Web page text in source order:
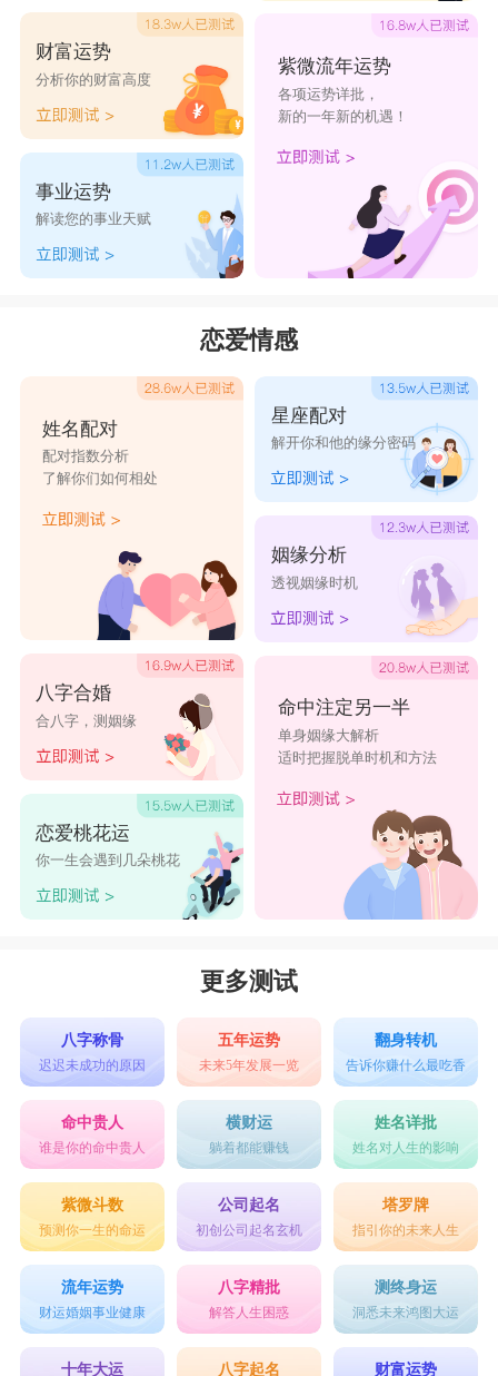
自己理智的一面，但情感正像他在日宫听静水一样
深沉，而从深沉到热烈的迸发只有一步之遥。
如果你们的诞生星图标志着太阳和月亮之间和
谐的光明方位，你们就能共享相同的乐趣，他们双
方两极分化的个性也能产生强烈的共震。如若不
然，金牛女当初的担忧就可能出现。天蝎座男士会
她们找到嫉妒的借口，同时很愿意生活在她们的占
星座乐原创文章，转载需注明出处
财富运势
分析你的财富高度
事业运势
解读您的事业天赋
紫微流年运势
各项运势详批，
新的一年新的机遇！
恋爱情感
姓名配对
配对指数分析
了解你们如何相处
八字合婚
合八字，测姻缘
恋爱桃花运
你一生会遇到几朵桃花
星座配对
解开你和他的缘分密码
姻缘分析
透视姻缘时机
命中注定另一半
单身姻缘大解析
适时把握脱单时机和方法
更多测试
八字称骨
迟迟未成功的原因
五年运势
未来5年发展一览
翻身转机
告诉你赚什么最吃香
命中贵人
谁是你的命中贵人
横财运
躺着都能赚钱
姓名详批
姓名对人生的影响
紫微斗数
预测你一生的命运
公司起名
初创公司起名玄机
塔罗牌
指引你的未来人生
流年运势
财运婚姻事业健康
八字精批
解答人生困惑
测终身运
洞悉未来鸿图大运
十年大运 八字起名 财富运势